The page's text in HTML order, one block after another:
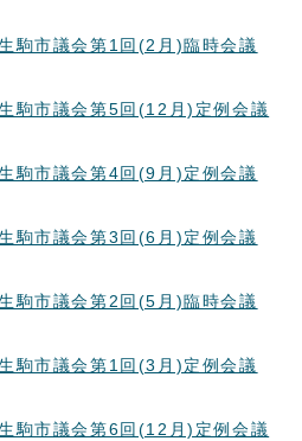
駒市議会第1回(2月)臨時会議
駒市議会第5回(12月)定例会議
駒市議会第4回(9月)定例会議
駒市議会第3回(6月)定例会議
駒市議会第2回(5月)臨時会議
駒市議会第1回(3月)定例会議
駒市議会第6回(12月)定例会議